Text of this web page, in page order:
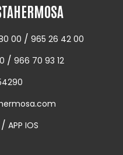
00 / 965 26 42 00
/ 966 70 93 12
/ APP IOS